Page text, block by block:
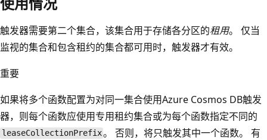
触发器需要第二个集合，该集合用于存储各分区的租用。 仅当
监视的集合和包含租约的集合都可用时，触发器才有效。
重要
如果将多个函数配置为对同一集合使用Azure Cosmos DB触发
器，则每个函数应使用专用租约集合或为每个函数指定不同的
leaseCollectionPrefix。 否则，将只触发其中一个函数。 有